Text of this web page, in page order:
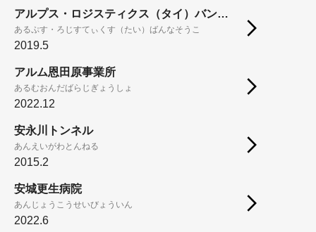
アルプス・ロジスティクス（タイ）バンナ倉庫
あるぷす・ろじすてぃくす（たい）ばんなそうこ
2019.5
アルム恩田原事業所
あるむおんだばらじぎょうしょ
2022.12
安永川トンネル
あんえいがわとんねる
2015.2
安城更生病院
あんじょうこうせいびょういん
2022.6